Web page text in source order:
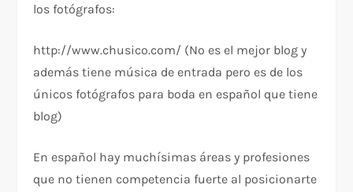
los fotógrafos:
http://www.chusico.com/ (No es el mejor blog y
además tiene música de entrada pero es de los
únicos fotógrafos para boda en español que tiene
blog)
En español hay muchísimas áreas y profesiones
que no tienen competencia fuerte al posicionarte